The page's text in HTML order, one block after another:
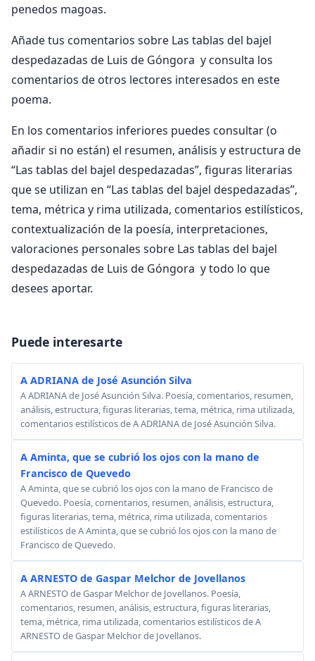
penedos magoas.
Añade tus comentarios sobre Las tablas del bajel
despedazadas de Luis de Góngora y consulta los
comentarios de otros lectores interesados en este
poema.
En los comentarios inferiores puedes consultar (o
añadir si no están) el resumen, análisis y estructura de
“Las tablas del bajel despedazadas”, figuras literarias
que se utilizan en “Las tablas del bajel despedazadas”,
tema, métrica y rima utilizada, comentarios estilísticos,
contextualización de la poesía, interpretaciones,
valoraciones personales sobre Las tablas del bajel
despedazadas de Luis de Góngora y todo lo que
desees aportar.
Puede interesarte
A ADRIANA de José Asunción Silva
A ADRIANA de José Asunción Silva. Poesía, comentarios, resumen,
análisis, estructura, figuras literarias, tema, métrica, rima utilizada,
comentarios estilísticos de A ADRIANA de José Asunción Silva.
A Aminta, que se cubrió los ojos con la mano de
Francisco de Quevedo
A Aminta, que se cubrió los ojos con la mano de Francisco de
Quevedo. Poesía, comentarios, resumen, análisis, estructura,
figuras literarias, tema, métrica, rima utilizada, comentarios
estilísticos de A Aminta, que se cubrió los ojos con la mano de
Francisco de Quevedo.
A ARNESTO de Gaspar Melchor de Jovellanos
A ARNESTO de Gaspar Melchor de Jovellanos. Poesía,
comentarios, resumen, análisis, estructura, figuras literarias,
tema, métrica, rima utilizada, comentarios estilísticos de A
ARNESTO de Gaspar Melchor de Jovellanos.